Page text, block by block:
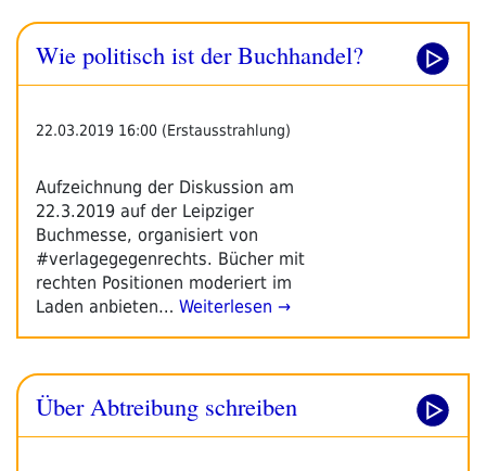
Wie politisch ist der Buchhandel?
22.03.2019 16:00 (Erstausstrahlung)
Aufzeichnung der Diskussion am
22.3.2019 auf der Leipziger
Buchmesse, organisiert von
#verlagegegenrechts. Bücher mit
rechten Positionen moderiert im
Laden anbieten… Weiterlesen →
Über Abtreibung schreiben